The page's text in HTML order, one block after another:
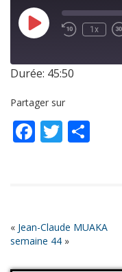
1x
RSS FEED
LINK
Durée: 45:50
Partager sur
Facebook
Twitter
« Jean-Claude MUAKA
semaine 44 »